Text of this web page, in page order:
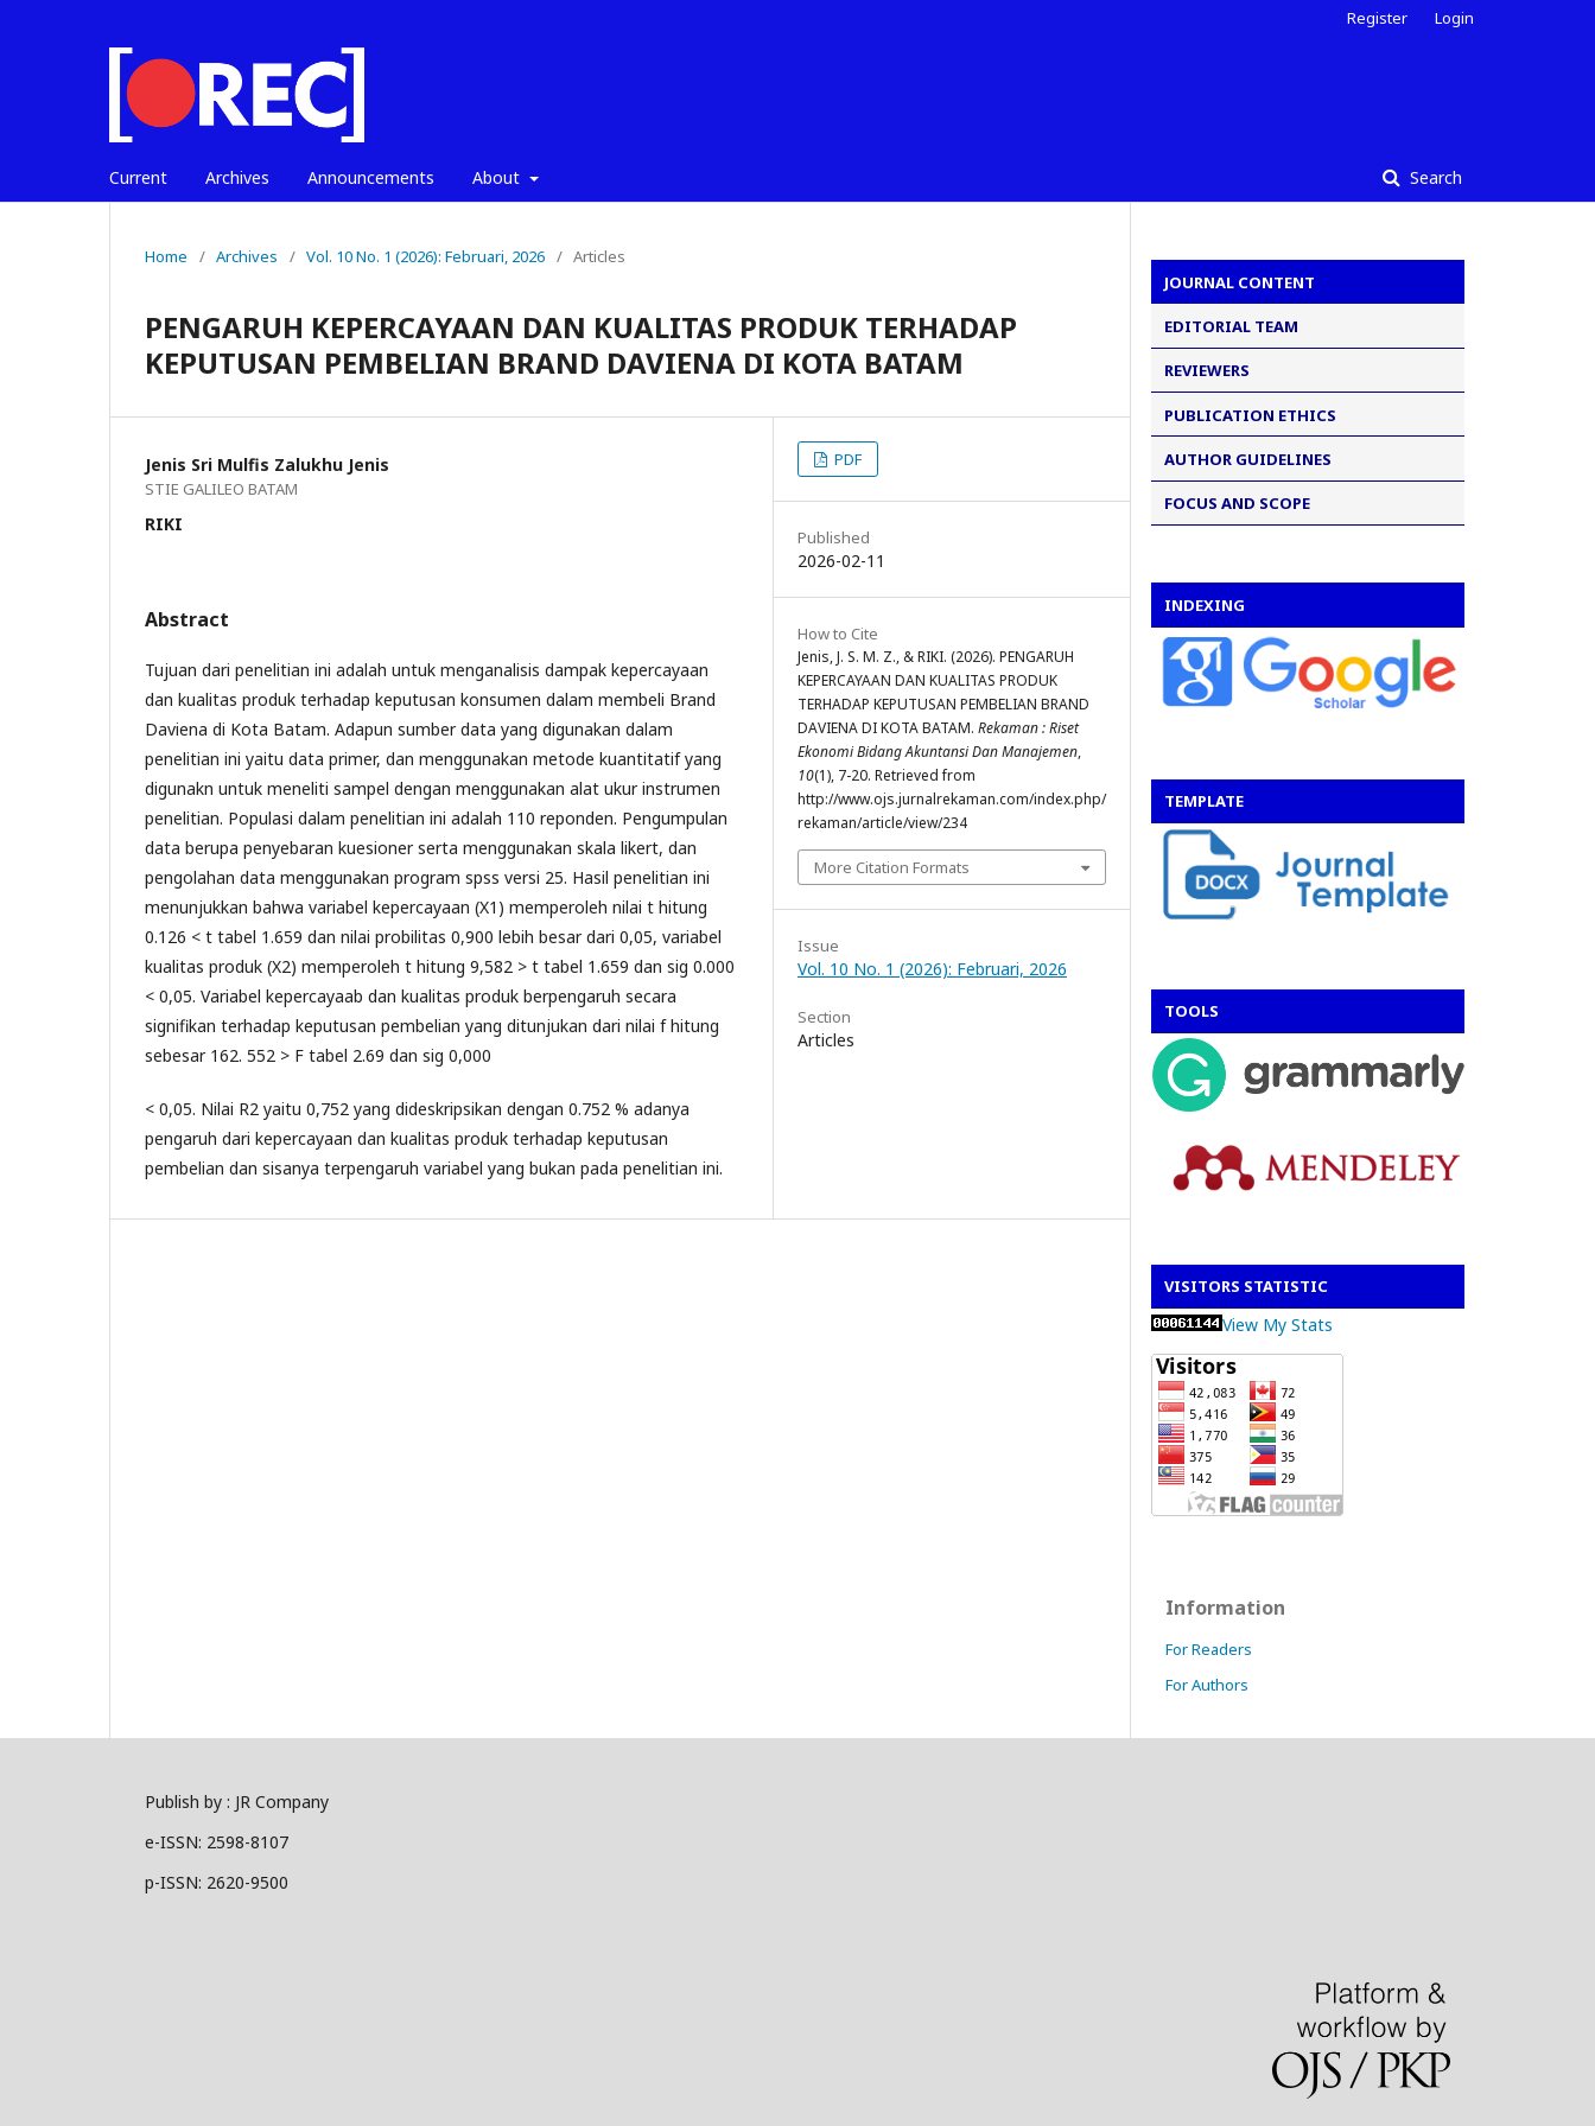
Current Archives Announcements About Search
Register Login
Home / Archives / Vol. 10 No. 1 (2026): Februari, 2026 / Articles
PENGARUH KEPERCAYAAN DAN KUALITAS PRODUK TERHADAP
KEPUTUSAN PEMBELIAN BRAND DAVIENA DI KOTA BATAM
Jenis Sri Mulfis Zalukhu Jenis
STIE GALILEO BATAM
RIKI
Abstract
Tujuan dari penelitian ini adalah untuk menganalisis dampak kepercayaan
dan kualitas produk terhadap keputusan konsumen dalam membeli Brand
Daviena di Kota Batam. Adapun sumber data yang digunakan dalam
penelitian ini yaitu data primer, dan menggunakan metode kuantitatif yang
digunakn untuk meneliti sampel dengan menggunakan alat ukur instrumen
penelitian. Populasi dalam penelitian ini adalah 110 reponden. Pengumpulan
data berupa penyebaran kuesioner serta menggunakan skala likert, dan
pengolahan data menggunakan program spss versi 25. Hasil penelitian ini
menunjukkan bahwa variabel kepercayaan (X1) memperoleh nilai t hitung
0.126 < t tabel 1.659 dan nilai probilitas 0,900 lebih besar dari 0,05, variabel
kualitas produk (X2) memperoleh t hitung 9,582 > t tabel 1.659 dan sig 0.000
< 0,05. Variabel kepercayaab dan kualitas produk berpengaruh secara
signifikan terhadap keputusan pembelian yang ditunjukan dari nilai f hitung
sebesar 162. 552 > F tabel 2.69 dan sig 0,000
< 0,05. Nilai R2 yaitu 0,752 yang dideskripsikan dengan 0.752 % adanya
pengaruh dari kepercayaan dan kualitas produk terhadap keputusan
pembelian dan sisanya terpengaruh variabel yang bukan pada penelitian ini.
PDF
Published
2026-02-11
How to Cite
Jenis, J. S. M. Z., & RIKI. (2026). PENGARUH
KEPERCAYAAN DAN KUALITAS PRODUK
TERHADAP KEPUTUSAN PEMBELIAN BRAND
DAVIENA DI KOTA BATAM. Rekaman : Riset
Ekonomi Bidang Akuntansi Dan Manajemen,
10(1), 7-20. Retrieved from
http://www.ojs.jurnalrekaman.com/index.php/
rekaman/article/view/234
More Citation Formats
Issue
Vol. 10 No. 1 (2026): Februari, 2026
Section
Articles
JOURNAL CONTENT
EDITORIAL TEAM
REVIEWERS
PUBLICATION ETHICS
AUTHOR GUIDELINES
FOCUS AND SCOPE
INDEXING
TEMPLATE
TOOLS
VISITORS STATISTIC
View My Stats
Information
For Readers
For Authors
Publish by : JR Company
e-ISSN: 2598-8107
p-ISSN: 2620-9500